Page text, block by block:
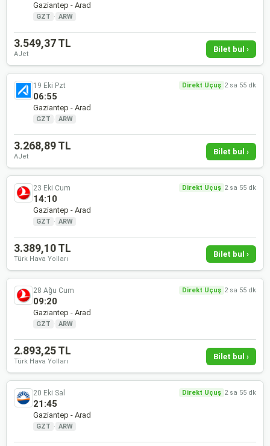
Gaziantep - Arad
GZT · ARW
3.549,37 TL
AJet
Bilet bul ›
19 Eki Pzt Direkt Uçuş 2 sa 55 dk
06:55
Gaziantep - Arad
GZT · ARW
3.268,89 TL
AJet
Bilet bul ›
23 Eki Cum Direkt Uçuş 2 sa 55 dk
14:10
Gaziantep - Arad
GZT · ARW
3.389,10 TL
Türk Hava Yolları
Bilet bul ›
28 Ağu Cum Direkt Uçuş 2 sa 55 dk
09:20
Gaziantep - Arad
GZT · ARW
2.893,25 TL
Türk Hava Yolları
Bilet bul ›
20 Eki Sal Direkt Uçuş 2 sa 55 dk
21:45
Gaziantep - Arad
GZT · ARW